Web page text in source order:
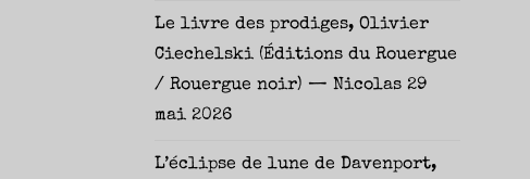
Le livre des prodiges, Olivier
Ciechelski (Éditions du Rouergue
/ Rouergue noir) — Nicolas 29
mai 2026
L’éclipse de lune de Davenport,